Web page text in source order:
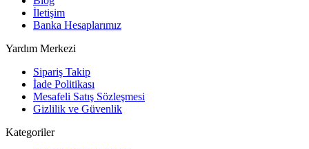
İletişim
Banka Hesaplarımız
Yardım Merkezi
Sipariş Takip
İade Politikası
Mesafeli Satış Sözleşmesi
Gizlilik ve Güvenlik
Kategoriler